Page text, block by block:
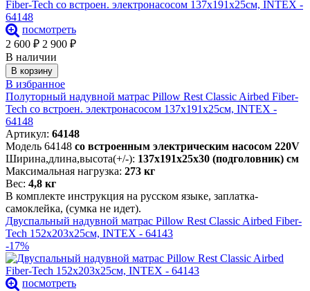
посмотреть
2 600 ₽ 2 900 ₽
В наличии
В корзину
В избранное
Полуторный надувной матрас Pillow Rest Classic Airbed Fiber-
Tech со встроен. электронасосом 137х191х25см, INTEX -
64148
Артикул: 64148
Модель 64148 со встроенным электрическим насосом 220V
Ширина,длина,высота(+/-): 137х191х25х30 (подголовник) см
Максимальная нагрузка: 273 кг
Вес: 4,8 кг
В комплекте инструкция на русском языке, заплатка-
самоклейка, (сумка не идет).
Двуспальный надувной матрас Pillow Rest Classic Airbed Fiber-
Tech 152х203х25см, INTEX - 64143
-17%
посмотреть